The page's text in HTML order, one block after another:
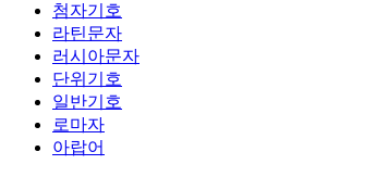
첨자기호
라틴문자
러시아문자
단위기호
일반기호
로마자
아랍어